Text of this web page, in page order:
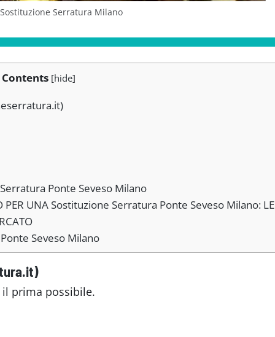
Serratura Milano
Contents [hide]
Ponte Seveso Milano
PER UNA Sostituzione Serratura Ponte Seveso Milano: LE
Seveso Milano
prima possibile.